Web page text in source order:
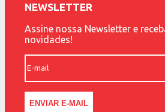
NEWSLETTER
Assine nossa Newsletter e
novidades!